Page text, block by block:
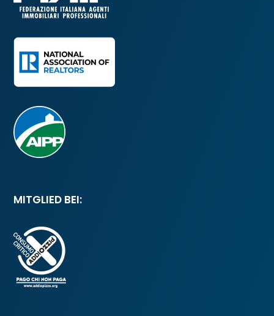
MITGLIED BEI: